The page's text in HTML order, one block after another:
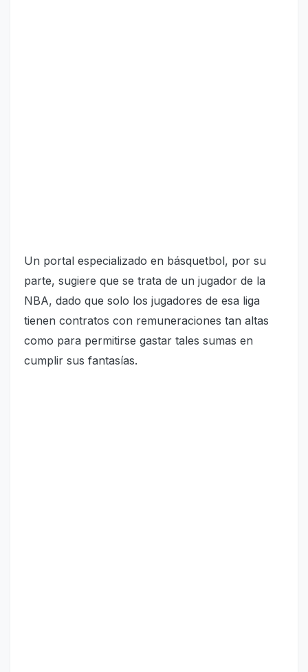
Un portal especializado en básquetbol, por su
parte, sugiere que se trata de un jugador de la
NBA, dado que solo los jugadores de esa liga
tienen contratos con remuneraciones tan altas
como para permitirse gastar tales sumas en
cumplir sus fantasías.